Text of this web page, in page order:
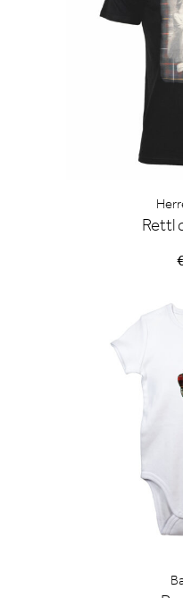
Rettl